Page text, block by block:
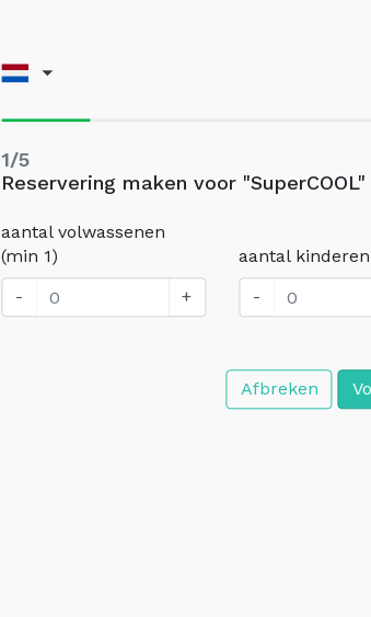
1/5
Reservering maken voor "SuperCOOL"
aantal volwassenen
(min 1)
-
+
aantal
-
Afbreken